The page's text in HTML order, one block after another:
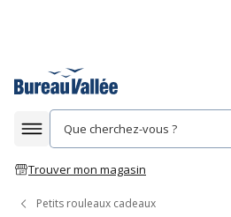
Afficher la navigation
Trouver mon magasin
Petits rouleaux cadeaux